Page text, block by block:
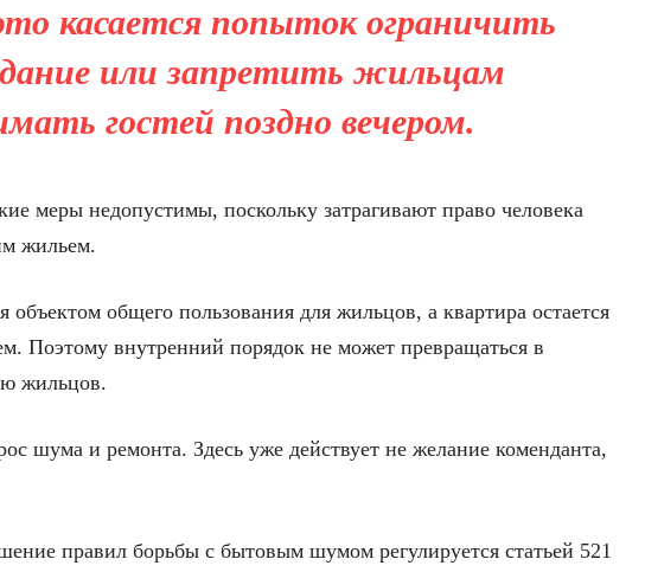
касается попыток ограничить
или запретить жильцам
гостей поздно вечером.
меры недопустимы, поскольку затрагивают право человека
жильем.
общего пользования для жильцов, а квартира остается
Поэтому внутренний порядок не может превращаться в
жильцов.
шума и ремонта. Здесь уже действует не желание коменданта,
правил борьбы с бытовым шумом регулируется статьей 521